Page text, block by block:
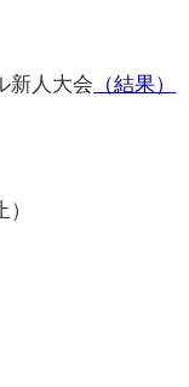
新人大会 （結果）